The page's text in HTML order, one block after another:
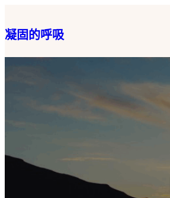
至
主
凝固的呼吸